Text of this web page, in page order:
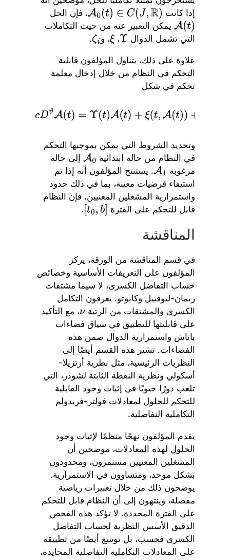
إذا كانت
A0(t)∈ C( J,R)
، فإن الحل
A(t)
يمكن التعبير عنه من حيث التكاملات
التي تشمل الدوال Υ،ξ، و ζi
.
علاوة على ذلك، يتناول المؤلفون قابلية
التحكم في النظام من خلال إدخال معلمة
تحكم في شكل
DϑA (t )=Υ A(t ) +ξ t ,A ( ∫t 0 1( t, σ ,A
(Bu )(t),
وتحديد الشروط التي يمكن بموجبها التحكم
في النظام من حالة ابتدائية
A0 إلى حالة
مرغوبة
A1 . يستنتج المؤلفون أنه إذا تم
استيفاء فرضيات معينة، بما في ذلك حدود
واستمرارية المشغلين المعنيين، فإن النظام
قابل للتحكم على الفترة
[t0, b]
.
المناقشة
في قسم المناقشة من الورقة، يركز
المؤلفون على التعريفات الأساسية وخصائص
حساب التفاضل الكسرى، لا سيما مشتقات
ريمان-ليوفييل وكابوتو. يعرفون التكامل
الكسرى والمشتقات من الرتبة ν، مع التأكيد
على قابليتها للتطبيق في سياق فضاءات
باناش واستمرارية الدوال ضمن هذه
الفضاءات. تشير هذه القسم أيضًا إلى
النظريات الرئيسية، مثل نظرية أرتزيلا-
أسكولي ونظرية النقطة الثابتة لشودر، التي
تلعب دورًا حيويًا في إثبات وجود القابلية
للتحكم للحلول لمعادلات فولتر-فريدولم
التكاملية التفاضلية.
يقدم المؤلفون نهجًا منظمًا لإثبات وجود
الحلول لهذه المعادلات، موضحين أن
المشغلين المعنيين مستمرون، ومحدودون
بشكل موحد، ومتساوون في الاستمرارية.
يوضحون ذلك من خلال تعبيرات رياضية
مفصلة، وينتهون إلى أن النظام قابل للتحكم
على الفترة المحددة. لا تؤكد هذه الفحص
الدقيق الأسس النظرية لحساب التفاضل
الكسرى فحسب، بل توسع أيضًا من تطبيقه
على المعادلات التكاملية التفاضلية المحايدة،